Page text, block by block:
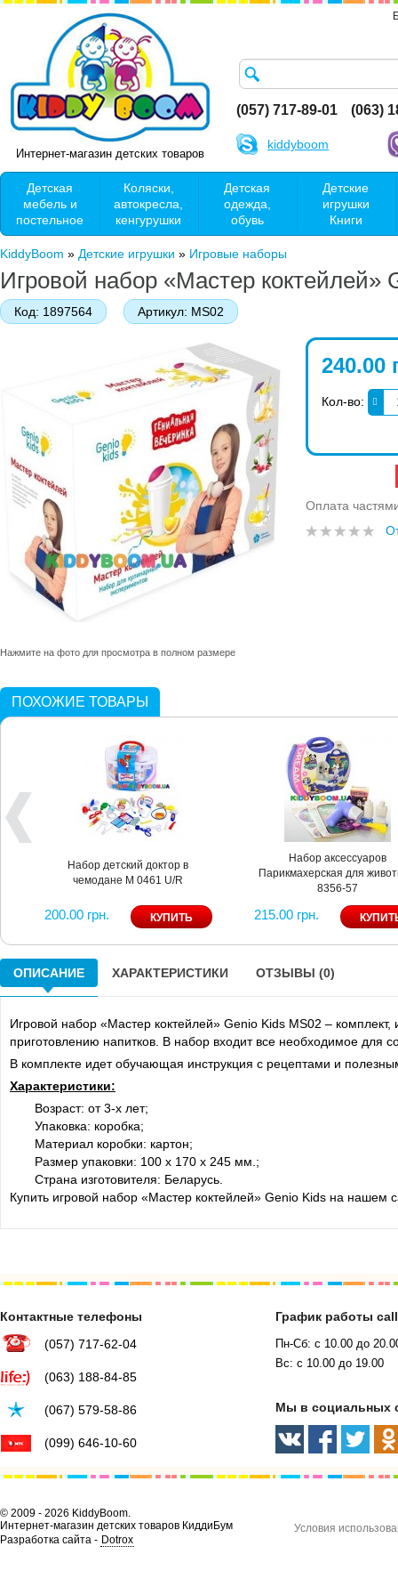
Интернет-магазин детских товаров
(057) 717-89-01 (063)
kiddyboom
Детская
мебель и
постельное
Коляски,
автокресла,
кенгурушки
Детская
одежда,
обувь
Детские
игрушки
Книги
KiddyBoom » Детские игрушки » Игровые наборы
Игровой набор «Мастер коктейлей»
Код: 1897564 Артикул: MS02
Нажмите на фото для просмотра в полном размере
240.00
Кол-во:
Оплата
ПОХОЖИЕ ТОВАРЫ
Набор детский доктор в
чемодане M 0461 U/R
200.00 грн.
Набор аксессуаров
Парикмахерская для
8356-57
215.00 грн.
ОПИСАНИЕ ХАРАКТЕРИСТИКИ ОТЗЫВЫ (0)
Игровой набор «Мастер коктейлей» Genio Kids MS02 –
приготовлению напитков. В набор входит все необходимое для
В комплекте идет обучающая инструкция с рецептами и
Характеристики:
Возраст: от 3-х лет;
Упаковка: коробка;
Материал коробки: картон;
Размер упаковки: 100 х 170 х 245 мм.;
Страна изготовителя: Беларусь.
Купить игровой набор «Мастер коктейлей» Genio Kids на нашем
Контактные телефоны
(057) 717-62-04
(063) 188-84-85
(067) 579-58-86
(099) 646-10-60
График работы
Пн-Сб: с 10.00 до
Вс: с 10.00 до 19.00
Мы в социальных
© 2009 - 2026 KiddyBoom.
Интернет-магазин детских товаров КиддиБум
Разработка сайта - Dotrox
Условия